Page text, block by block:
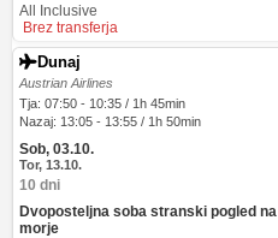
All Inclusive
Brez transferja
Dunaj
Austrian Airlines
Tja: 07:50 - 10:35 / 1h 45min
Nazaj: 13:05 - 13:55 / 1h 50min
Sob, 03.10.
Tor, 13.10.
10 dni
Dvoposteljna soba stranski pogled na
morje